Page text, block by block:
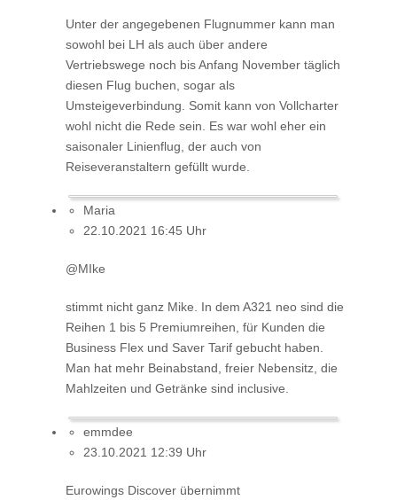
Unter der angegebenen Flugnummer kann man
sowohl bei LH als auch über andere
Vertriebswege noch bis Anfang November täglich
diesen Flug buchen, sogar als
Umsteigeverbindung. Somit kann von Vollcharter
wohl nicht die Rede sein. Es war wohl eher ein
saisonaler Linienflug, der auch von
Reiseveranstaltern gefüllt wurde.
Maria
22.10.2021 16:45 Uhr
@MIke
stimmt nicht ganz Mike. In dem A321 neo sind die
Reihen 1 bis 5 Premiumreihen, für Kunden die
Business Flex und Saver Tarif gebucht haben.
Man hat mehr Beinabstand, freier Nebensitz, die
Mahlzeiten und Getränke sind inclusive.
emmdee
23.10.2021 12:39 Uhr
Eurowings Discover übernimmt